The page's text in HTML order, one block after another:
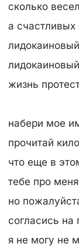
сколько
а счастливых
жизнь
набери мое
прочитай
что еще в
тебе про
но
согласись
я не могу не